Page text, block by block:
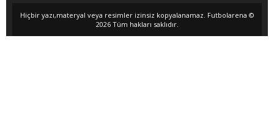
Hiçbir yazı,materyal veya resimler izinsiz kopyalanamaz. Futbolarena ©
2026 Tüm hakları saklıdır.